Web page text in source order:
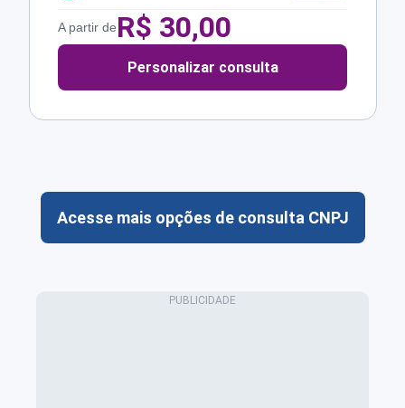
A partir deR$ 30,00
Personalizar consulta
Acesse mais opções de consulta CNPJ